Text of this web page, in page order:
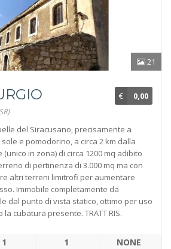
21
€ 0,00
del Siracusano, precisamente a
e pomodorino, a circa 2 km dalla
(unico in zona) di circa 1200 mq adibito
di pertinenza di 3.000 mq ma con
altri terreni limitrofi per aumentare
Immobile completamente da
dal punto di vista statico, ottimo per uso
cubatura presente. TRATT RIS.
1 1 NONE